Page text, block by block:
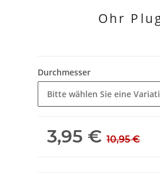
Ohr
Durchmesser
Bitte wählen Sie eine
3,95 € 10,95 €